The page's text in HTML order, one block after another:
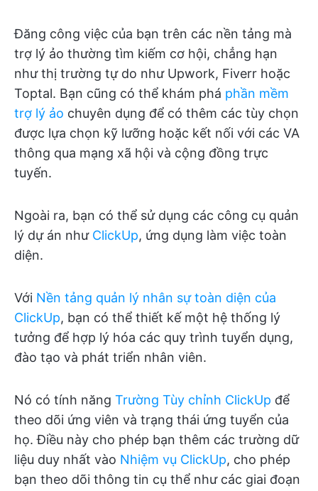
Đăng công việc của bạn trên các nền tảng mà
trợ lý ảo thường tìm kiếm cơ hội, chẳng hạn
như thị trường tự do như Upwork, Fiverr hoặc
Toptal. Bạn cũng có thể khám phá phần mềm
trợ lý ảo chuyên dụng để có thêm các tùy chọn
được lựa chọn kỹ lưỡng hoặc kết nối với các VA
thông qua mạng xã hội và cộng đồng trực
tuyến.
Ngoài ra, bạn có thể sử dụng các công cụ quản
lý dự án như ClickUp, ứng dụng làm việc toàn
diện.
Với Nền tảng quản lý nhân sự toàn diện của
ClickUp, bạn có thể thiết kế một hệ thống lý
tưởng để hợp lý hóa các quy trình tuyển dụng,
đào tạo và phát triển nhân viên.
Nó có tính năng Trường Tùy chỉnh ClickUp để
theo dõi ứng viên và trạng thái ứng tuyển của
họ. Điều này cho phép bạn thêm các trường dữ
liệu duy nhất vào Nhiệm vụ ClickUp, cho phép
bạn theo dõi thông tin cụ thể như các giai đoạn